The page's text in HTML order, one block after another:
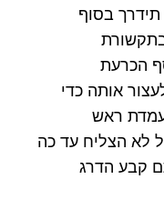
תידרך בסוף
הכרעת
אותה כדי
ראש
לא הצליח עד כה
קבע הדרג